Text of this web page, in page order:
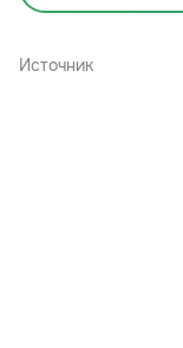
Источник